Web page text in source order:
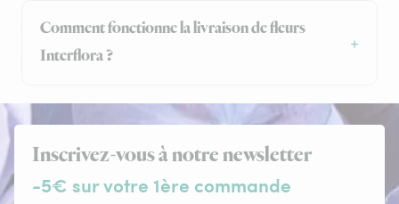
Comment fonctionne la livraison de fleurs
Interflora ?
Inscrivez-vous à notre newsletter
-5€ sur votre 1ère commande